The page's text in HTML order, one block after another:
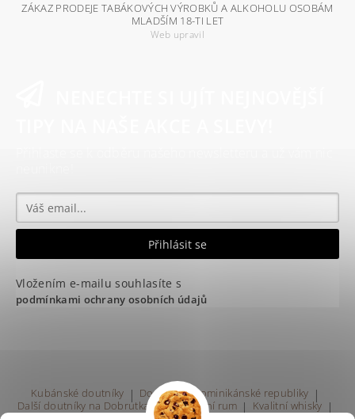
ZÁKAZ PRODEJE TABÁKOVÝCH VÝROBKŮ A ALKOHOLU OSOBÁM
MLADŠÍM 18-TI LET
Web upravil
Vložením e-mailu souhlasíte s
podmínkami ochrany osobních údajů
Kubánské doutníky | Doutníky z Dominikánské republiky |
Další doutníky na Dobrutka.eu | Kvalitní rum | Kvalitní whisky |